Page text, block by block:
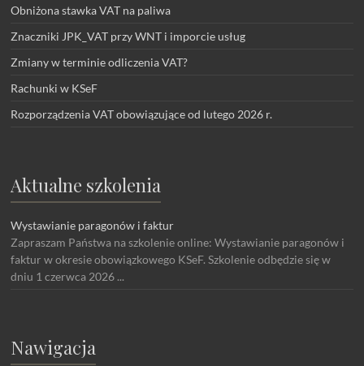
Obniżona stawka VAT na paliwa
Znaczniki JPK_VAT przy WNT i imporcie usług
Zmiany w terminie odliczenia VAT?
Rachunki w KSeF
Rozporządzenia VAT obowiązujące od lutego 2026 r.
Aktualne szkolenia
Wystawianie paragonów i faktur
Zapraszam Państwa na szkolenie online: Wystawianie paragonów i
faktur w okresie obowiązkowego KSeF. Szkolenie odbędzie się w
dniu 1 czerwca 2026 ...
Nawigacja